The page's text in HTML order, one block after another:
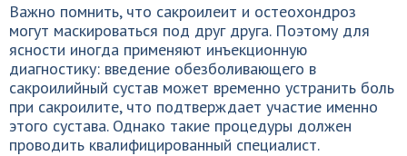
Важно помнить, что сакроилеит и остеохондроз
могут маскироваться под друг друга. Поэтому для
ясности иногда применяют инъекционную
диагностику: введение обезболивающего в
сакроилийный сустав может временно устранить боль
при сакроилите, что подтверждает участие именно
этого сустава. Однако такие процедуры должен
проводить квалифицированный специалист.